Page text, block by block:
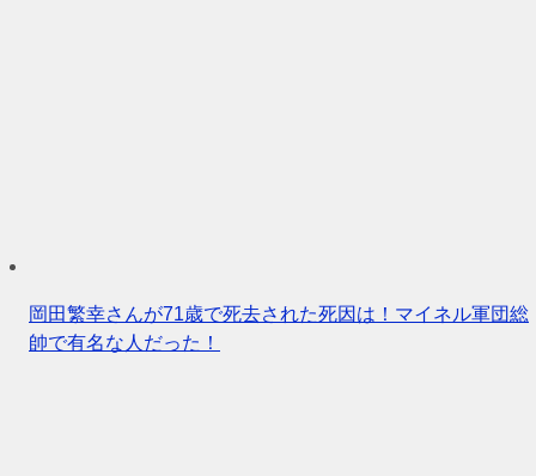
岡田繁幸さんが71歳で死去された死因は！マイネル軍団総
帥で有名な人だった！